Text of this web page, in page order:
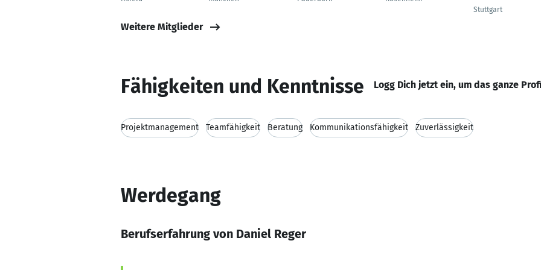
Stuttgart
Weitere Mitglieder
Fähigkeiten und Kenntnisse Logg Dich jetzt ein, um das ganze
Projektmanagement Teamfähigkeit Beratung Kommunikationsfähigkeit Zuverlässigkeit
Werdegang
Berufserfahrung von Daniel Reger